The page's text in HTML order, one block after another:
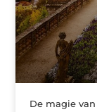
De magie